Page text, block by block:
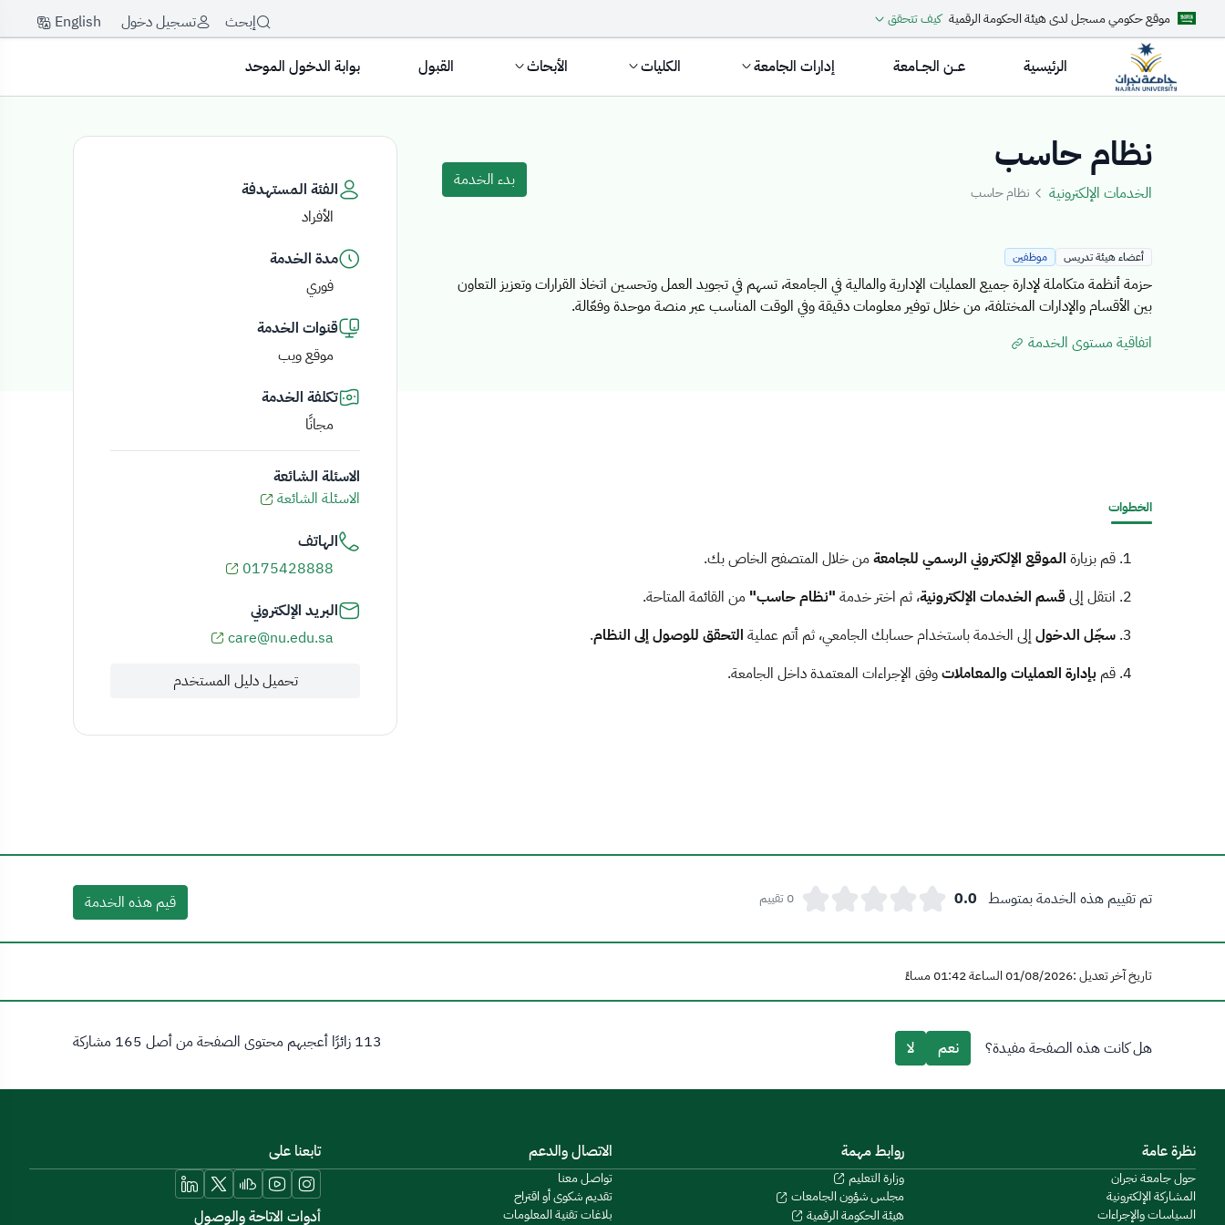
موقع حكومي مسجل لدى هيئة الحكومة الرقمية كيف تتحقق إبحث تسجيل دخول English
الرئيسية عــن الجــامعة إدارات الجامعة الكليات الأبحاث القبول بوابة الدخول الموحد
Service Details Template
نظام حاسب
الخدمات الإلكترونية نظام حاسب
بدء الخدمة
أعضاء هيئة تدريس موظفين
حزمة أنظمة متكاملة لإدارة جميع العمليات الإدارية والمالية في الجامعة، تسهم في تجويد العمل وتحسين اتخاذ القرارات وتعزيز التعاون
بين الأقسام والإدارات المختلفة، من خلال توفير معلومات دقيقة وفي الوقت المناسب عبر منصة موحدة وفعّالة.
اتفاقية مستوى الخدمة
الفئة المستهدفة
الأفراد
مدة الخدمة
فوري
قنوات الخدمة
موقع ويب
تكلفة الخدمة
مجانًا
الاسئلة الشائعة
الاسئلة الشائعة
الهاتف
0175428888
البريد الإلكتروني
care@nu.edu.sa
تحميل دليل المستخدم
الخطوات
قم بزيارة الموقع الإلكتروني الرسمي للجامعة من خلال المتصفح الخاص بك.
انتقل إلىقسم الخدمات الإلكترونية، ثم اختر خدمة "نظام حاسب" من القائمة المتاحة.
سجّل الدخول إلى الخدمة باستخدام حسابك الجامعي، ثم أتم عملية التحقق للوصول إلى النظام.
قم بإدارة العمليات والمعاملاتوفق الإجراءات المعتمدة داخل الجامعة.
تم تقييم هذه الخدمة بمتوسط 0.0 0 تقييم قيم هذه الخدمة
تاريخ آخر تعديل :01/08/2026 الساعة 01:42 مساءً
هل كانت هذه الصفحة مفيدة؟ نعم لا 113 زائرًا أعجبهم محتوى الصفحة من أصل 165 مشاركة
نظرة عامة
حول جامعة نجران
المشاركة الإلكترونية
السياسات والإجراءات
روابط مهمة
وزارة التعليم
مجلس شؤون الجامعات
هيئة الحكومة الرقمية
الاتصال والدعم
تواصل معنا
تقديم شكوى أو اقتراح
بلاغات تقنية المعلومات
تابعنا على
أدوات الاتاحة والوصول